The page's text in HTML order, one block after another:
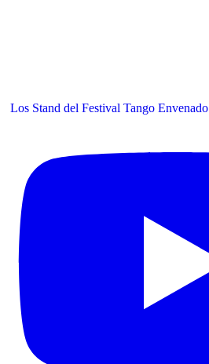
Los Stand del Festival Tango Envenado